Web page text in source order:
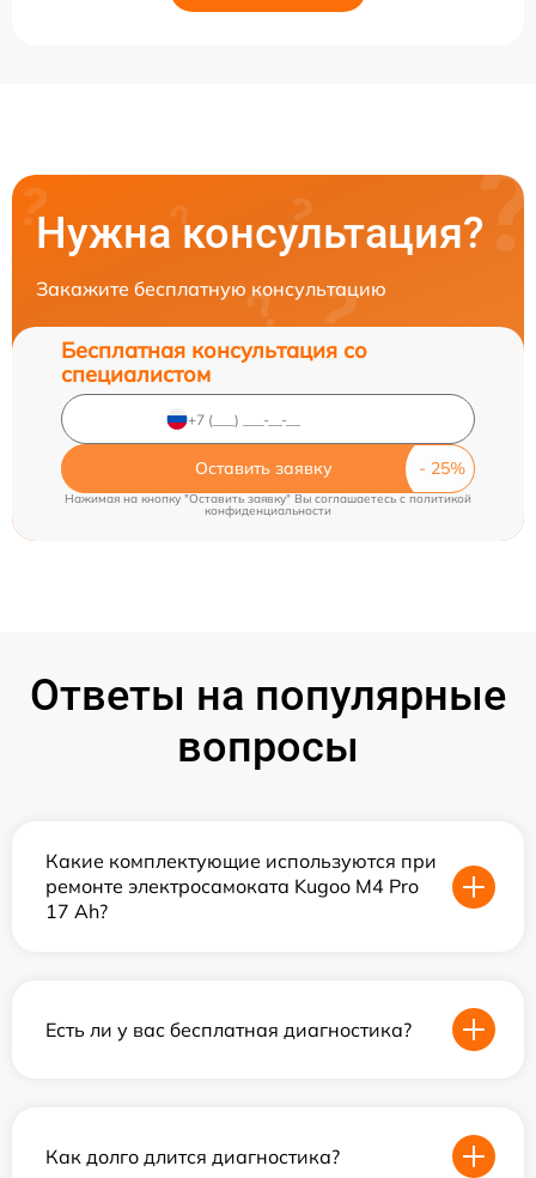
Нужна консультация?
Закажите бесплатную консультацию
Бесплатная консультация со
специалистом
Оставить заявку
Нажимая на кнопку "Оставить заявку" Вы соглашаетесь cполитикой
конфиденциальности
Ответы на популярные
вопросы
Какие комплектующие используются при
ремонте электросамоката Kugoo M4 Pro
17 Ah?
Есть ли у вас бесплатная диагностика?
Как долго длится диагностика?